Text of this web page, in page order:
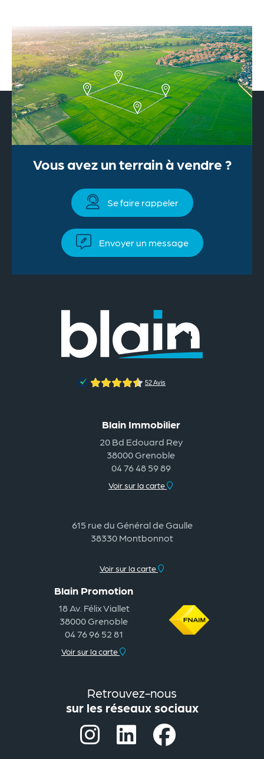
Vous avez un terrain à vendre ?
Se faire rappeler
Envoyer un message
Blain Immobilier
20 Bd Edouard Rey
38000 Grenoble
04 76 48 59 89
Voir sur la carte
615 rue du Général de Gaulle
38330 Montbonnot
Voir sur la carte
Blain Promotion
18 Av. Félix Viallet
38000 Grenoble
04 76 96 52 81
Voir sur la carte
Retrouvez-nous
sur les réseaux sociaux